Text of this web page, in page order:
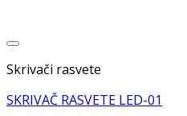
Skrivači rasvete
SKRIVAČ RASVETE LED-01